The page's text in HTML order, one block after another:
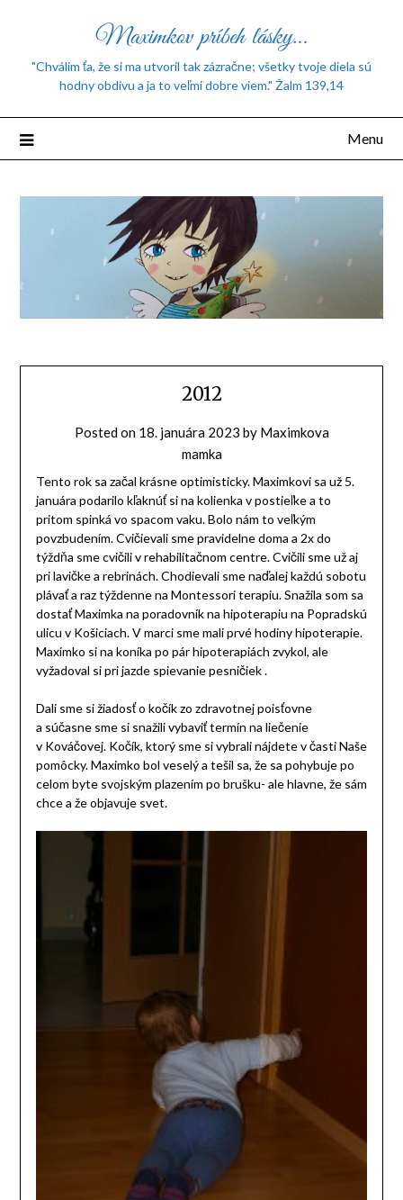
Maximkov príbeh lásky…
"Chválim ťa, že si ma utvoril tak zázračne; všetky tvoje diela sú
hodny obdivu a ja to veľmi dobre viem." Žalm 139,14
Menu
2012
Posted on 18. januára 2023 by Maximkova
mamka
Tento rok sa začal krásne optimisticky. Maximkovi sa už 5.
januára podarilo kľaknúť si na kolienka v postieľke a to
pritom spinká vo spacom vaku. Bolo nám to veľkým
povzbudením. Cvičievali sme pravidelne doma a 2x do
týždňa sme cvičili v rehabilitačnom centre. Cvičili sme už aj
pri lavičke a rebrinách. Chodievali sme naďalej každú sobotu
plávať a raz týždenne na Montessori terapiu. Snažila som sa
dostať Maximka na poradovník na hipoterapiu na Popradskú
ulicu v Košiciach. V marci sme mali prvé hodiny hipoterapie.
Maximko si na koníka po pár hipoterapiách zvykol, ale
vyžadoval si pri jazde spievanie pesničiek .
Dali sme si žiadosť o kočík zo zdravotnej poisťovne
a súčasne sme si snažili vybaviť termín na liečenie
v Kováčovej. Kočík, ktorý sme si vybrali nájdete v časti Naše
pomôcky. Maximko bol veselý a tešil sa, že sa pohybuje po
celom byte svojským plazením po brušku- ale hlavne, že sám
chce a že objavuje svet.